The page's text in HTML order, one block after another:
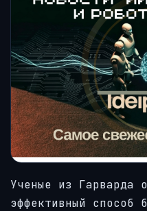
Ученые из Гарварда
эффективный способ